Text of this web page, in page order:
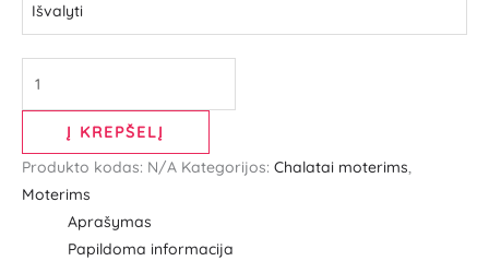
Išvalyti
Į KREPŠELĮ
Produkto kodas: N/A Kategorijos: Chalatai moterims,
Moterims
Aprašymas
Papildoma informacija